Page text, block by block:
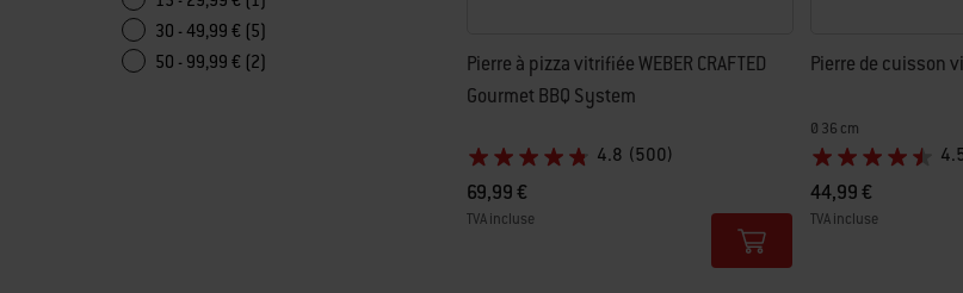
30 - 49,99 € (5)
50 - 99,99 € (2)
Pierre à pizza vitrifiée WEBER CRAFTED
Gourmet BBQ System
4.8 (500)
69,99 €
TVA incluse
Pierre de cuisson
Ø 36 cm
44,99 €
TVA incluse